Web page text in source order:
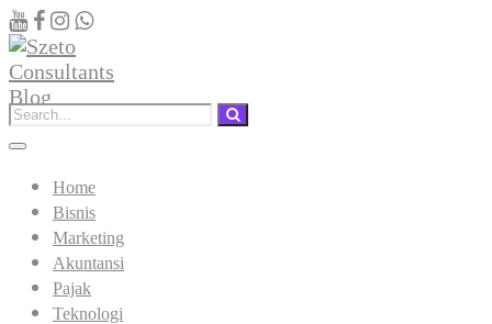
Home
Bisnis
Marketing
Akuntansi
Pajak
Teknologi